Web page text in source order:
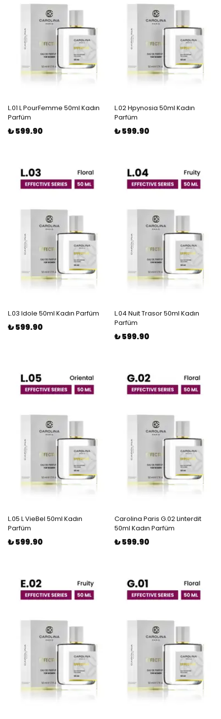
L.01 L PourFemme 50ml Kadın
Parfüm
₺ 599.90
L.02 Hpynosia 50ml Kadın
Parfüm
₺ 599.90
L.03 Idole 50ml Kadın Parfüm
₺ 599.90
L.04 Nuit Trasor 50ml Kadın
Parfüm
₺ 599.90
L.05 L VieBel 50ml Kadın
Parfüm
₺ 599.90
Carolina Paris G.02 Linterdit
50ml Kadın Parfüm
₺ 599.90